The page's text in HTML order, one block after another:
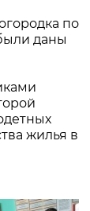
по
даны
жилья в